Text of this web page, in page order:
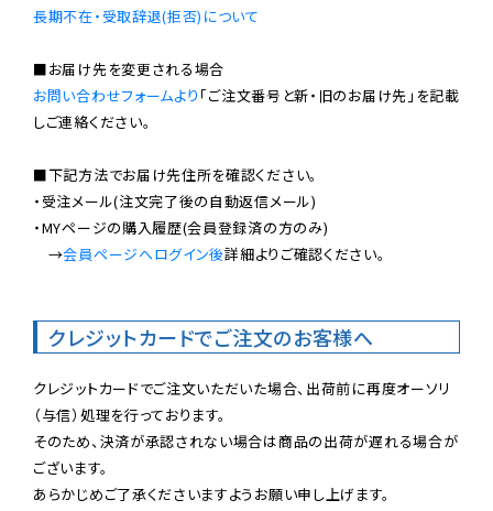
長期不在・受取辞退(拒否)について
お問い合わせフォームより 「ご注文番号と新・旧のお届け先」を記載
しご連絡ください。
■下記方法でお届け先住所を確認ください。
・受注メール(注文完了後の自動返信メール)
・MYページの購入履歴(会員登録済の方のみ)
→会員ページへログイン後詳細よりご確認ください。
クレジットカードでご注文のお客様へ
クレジットカードでご注文いただいた場合、出荷前に再度オーソリ
（与信）処理を行っております。
そのため、決済が承認されない場合は商品の出荷が遅れる場合が
ございます。
あらかじめご了承くださいますようお願い申し上げます。